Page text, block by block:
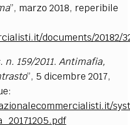
”, marzo 2018, reperibile
documents/20182/
n. 159/2011. Antimafia,
”, 5 dicembre 2017,